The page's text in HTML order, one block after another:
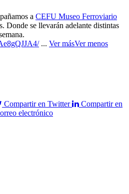
a CEFU Museo Ferroviario
Donde se llevarán adelante distintas
... Ver másVer menos
Compartir en Twitter
Compartir en
electrónico